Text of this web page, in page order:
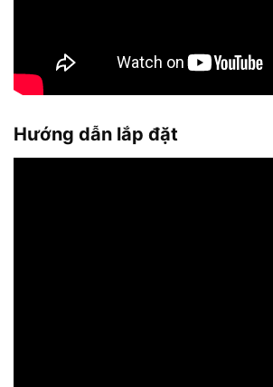
Hướng dẫn lắp đặt